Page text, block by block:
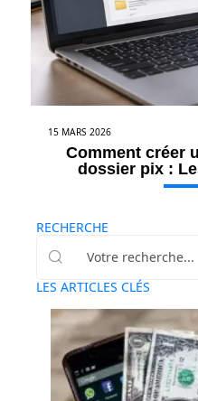
15 MARS 2026
Comment créer
dossier pix :
RECHERCHE
LES ARTICLES CLÉS